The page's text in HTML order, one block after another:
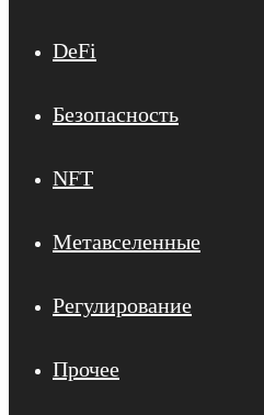
DeFi
Безопасность
NFT
Метавселенные
Регулирование
Прочее